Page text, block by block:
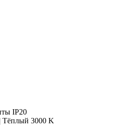
IP20
Тёплый 3000 K